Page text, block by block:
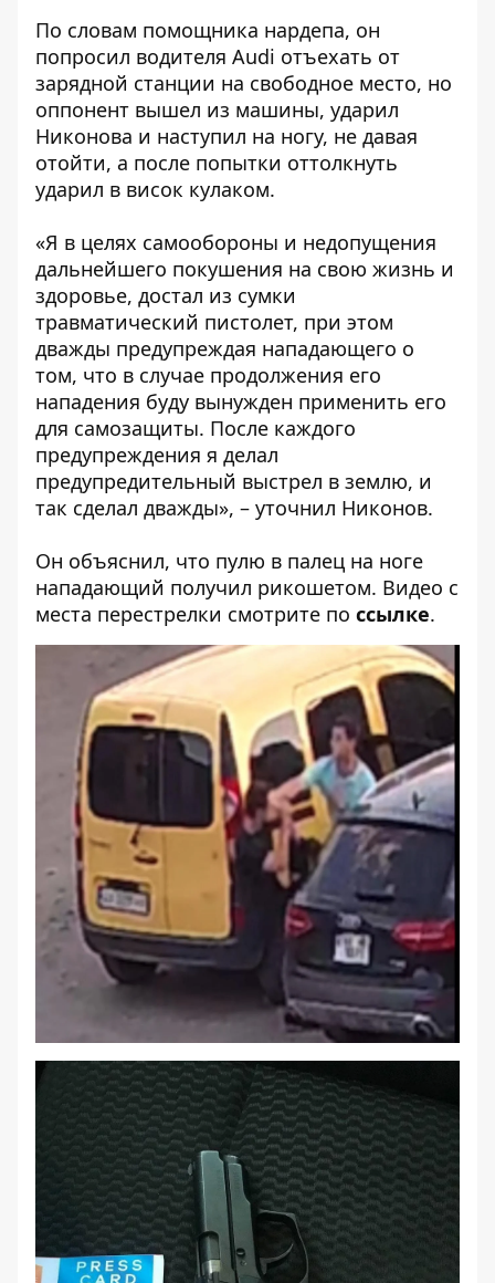
По словам помощника нардепа, он
попросил водителя Audi отъехать от
зарядной станции на свободное место, но
оппонент вышел из машины, ударил
Никонова и наступил на ногу, не давая
отойти, а после попытки оттолкнуть
ударил в висок кулаком.
«Я в целях самообороны и недопущения
дальнейшего покушения на свою жизнь и
здоровье, достал из сумки
травматический пистолет, при этом
дважды предупреждая нападающего о
том, что в случае продолжения его
нападения буду вынужден применить его
для самозащиты. После каждого
предупреждения я делал
предупредительный выстрел в землю, и
так сделал дважды», – уточнил Никонов.
Он объяснил, что пулю в палец на ноге
нападающий получил рикошетом. Видео с
места перестрелки смотрите по ссылке.